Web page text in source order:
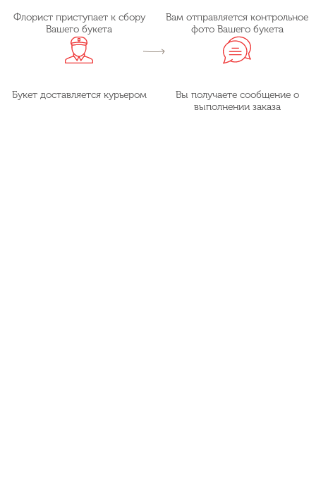
Флорист приступает к сбору
Вашего букета
Вам отправляется контрольное
фото Вашего букета
Букет доставляется курьером
Вы получаете сообщение о
выполнении заказа